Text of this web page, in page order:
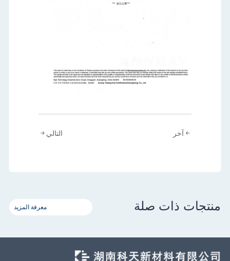
آخر التالي
منتجات ذات صلة معرفة المزيد